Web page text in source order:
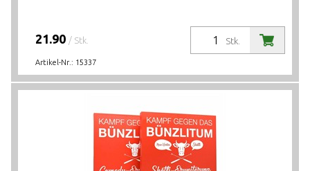
Stk.
21.90 / Stk.
Artikel-Nr.: 15337